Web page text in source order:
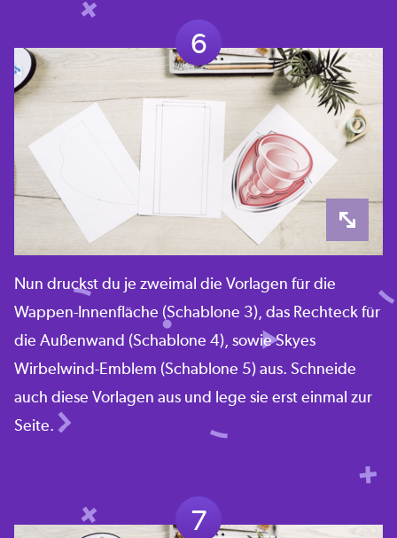
6
Nun druckst du je zweimal die Vorlagen für die
Wappen-Innenfläche (Schablone 3), das Rechteck für
die Außenwand (Schablone 4), sowie Skyes
Wirbelwind-Emblem (Schablone 5) aus. Schneide
auch diese Vorlagen aus und lege sie erst einmal zur
Seite.
7